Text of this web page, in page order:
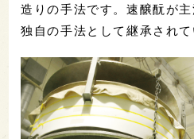
造りの手法です。速醸酛が主
独自の手法として継承されて